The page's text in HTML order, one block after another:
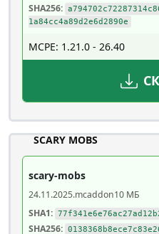
SHA256:
1a84cc4a89d2e6d2890e
MCPE: 1.21.0 - 26.40
SCARY MOBS
scary-mobs
24.11.2025.mcaddon10 МБ
SHA1:
SHA256: